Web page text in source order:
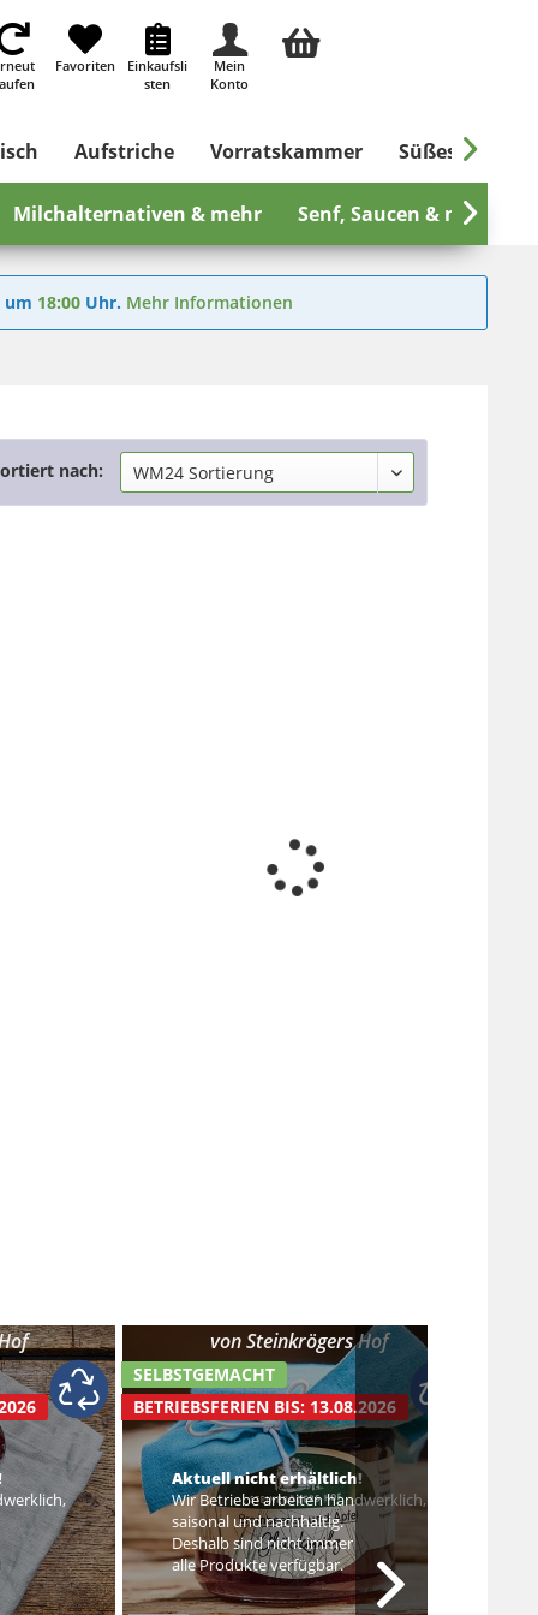
Favoriten
Einkaufsli
sten
Mein
Konto
Aufstriche Vorratskammer Süßes &
Milchalternativen & mehr Senf, Saucen & mehr


um 18:00 Uhr. Mehr Informationen
nach:
SELBSTGEMACHT
BETRIEBSFERIEN BIS: 13.08.2026
vonSteinkrögers Hof
Aktuell nicht erhältlich!
Wir Betriebe arbeiten handwerklich,
saisonal und nachhaltig.
Deshalb sind nicht immer
alle Produkte verfügbar.